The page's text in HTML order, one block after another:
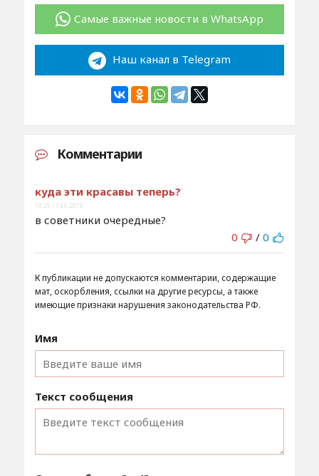
Самые важные новости в WhatsApp
Наш канал в Telegram
Комментарии
куда эти красавы теперь?
10:29 / 13.6.2018
в советники очередные?
0
/ 0
К публикации не допускаются комментарии, содержащие
мат, оскорбления, ссылки на другие ресурсы, а также
имеющие признаки нарушения законодательства РФ.
Имя
Текст сообщения